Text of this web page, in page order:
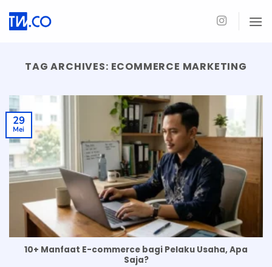
TAG ARCHIVES: ECOMMERCE MARKETING
10+ Manfaat E-commerce bagi Pelaku Usaha, Apa
Saja?
29
Mei